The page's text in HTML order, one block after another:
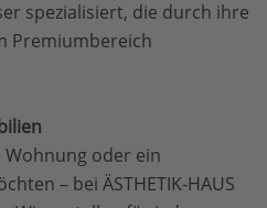
spezialisiert, die durch ihre
Premiumbereich
Wohnung oder ein
– bei ÄSTHETIK-HAUS